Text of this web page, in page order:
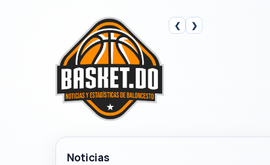
❮ ❯
Noticias